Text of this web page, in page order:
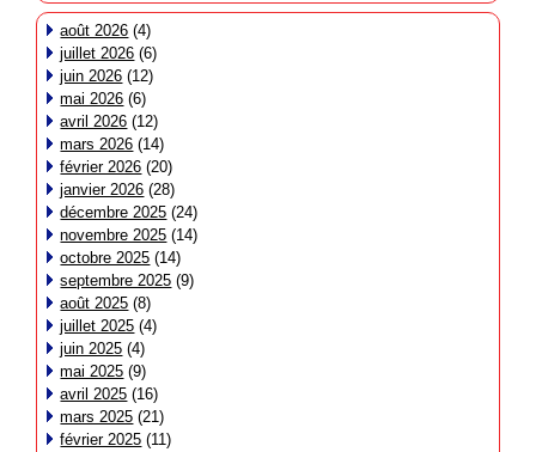
août 2026 (4)
juillet 2026 (6)
juin 2026 (12)
mai 2026 (6)
avril 2026 (12)
mars 2026 (14)
février 2026 (20)
janvier 2026 (28)
décembre 2025 (24)
novembre 2025 (14)
octobre 2025 (14)
septembre 2025 (9)
août 2025 (8)
juillet 2025 (4)
juin 2025 (4)
mai 2025 (9)
avril 2025 (16)
mars 2025 (21)
février 2025 (11)